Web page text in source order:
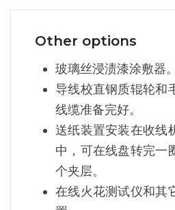
Other options
玻璃丝浸渍漆涂敷器。
导线校直钢质辊轮和
线缆准备完好。
送纸装置安装在收线
中，可在线盘转完一
个夹层。
在线火花测试仪和其